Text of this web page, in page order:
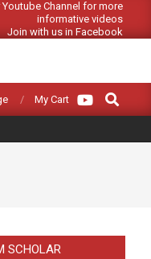
Channel for more
informative videos
Join with us in Facebook
My Cart
Search
SCHOLAR